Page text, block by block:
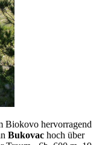
Biokovo hervorragend
Bukovac hoch über